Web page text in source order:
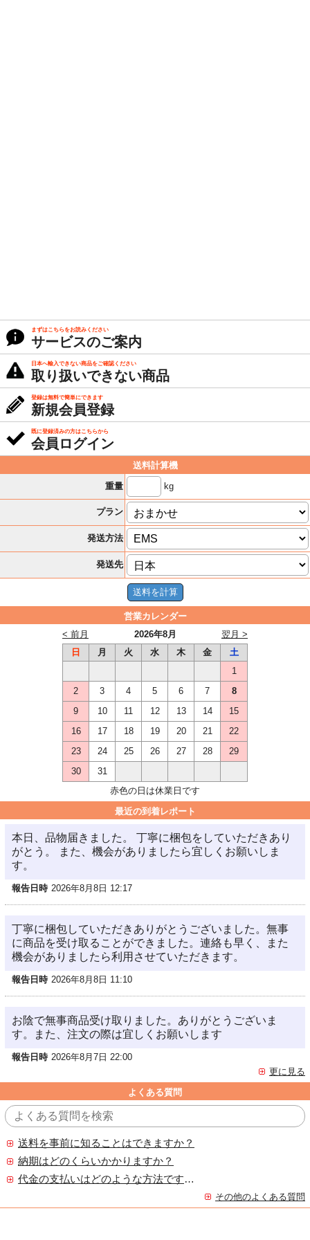
まずはこちらをお読みください
サービスのご案内
日本へ輸入できない商品をご確認ください
取り扱いできない商品
登録は無料で簡単にできます
新規会員登録
既に登録済みの方はこちらから
会員ログイン
送料計算機
重量
kg
プラン
発送方法
発送先
営業カレンダー
2026年8月
< 前月
翌月 >
日
月 火 水 木 金
土
1
2
3 4 5 6 7
8
9
10 11 12 13 14
15
16
17 18 19 20 21
22
23
24 25 26 27 28
29
30
31
赤色の日は休業日です
最近の到着レポート
本日、品物届きました。 丁寧に梱包をしていただきあり
がとう。 また、機会がありましたら宜しくお願いしま
す。
報告日時 2026年8月8日 12:17
丁寧に梱包していただきありがとうございました。無事
に商品を受け取ることができました。連絡も早く、また
機会がありましたら利用させていただきます。
報告日時 2026年8月8日 11:10
お陰で無事商品受け取りました。ありがとうございま
す。また、注文の際は宜しくお願いします
報告日時 2026年8月7日 22:00
更に見る
よくある質問
送料を事前に知ることはできますか？
納期はどのくらいかかりますか？
代金の支払いはどのような方法ですか？
その他のよくある質問